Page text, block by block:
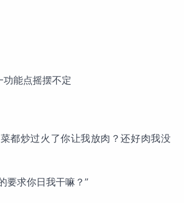
点摇摆不定
都炒过火了你让我放肉？还好肉我没
要求你日我干嘛？”